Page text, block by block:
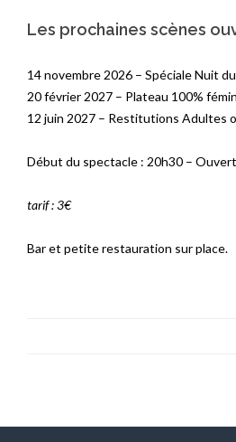
Les prochaines scènes
14 novembre 2026 – Spéciale Nuit
20 février 2027 – Plateau 100%
12 juin 2027 – Restitutions Adultes
Début du spectacle : 20h30 –
tarif : 3€
Bar et petite restauration sur place.